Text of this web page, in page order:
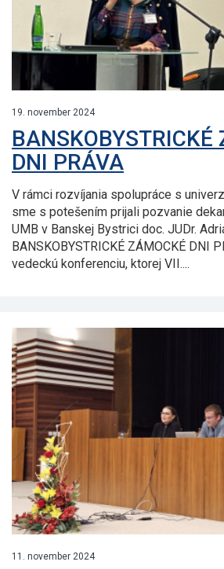
19. november 2024
BANSKOBYSTRICKÉ
DNI PRÁVA
V rámci rozvíjania spolupráce s
sme s potešením prijali pozvanie
UMB v Banskej Bystrici doc. JUDr.
BANSKOBYSTRICKÉ ZÁMOCKÉ DNI
vedeckú konferenciu, ktorej VII....
11. november 2024